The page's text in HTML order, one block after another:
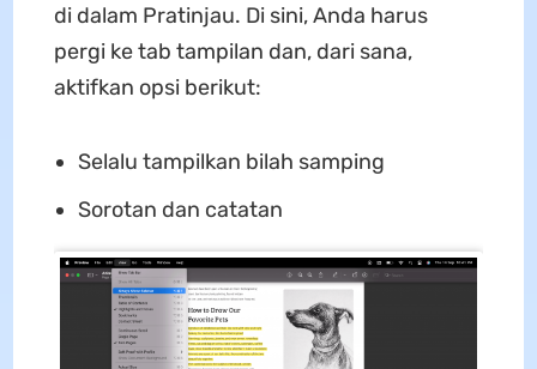
di dalam Pratinjau. Di sini, Anda harus
pergi ke tab tampilan dan, dari sana,
aktifkan opsi berikut:
Selalu tampilkan bilah samping
Sorotan dan catatan